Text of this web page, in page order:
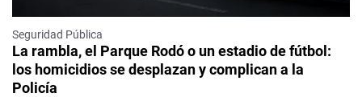
Seguridad Pública
La rambla, el Parque Rodó o un estadio de fútbol:
los homicidios se desplazan y complican a la
Policía